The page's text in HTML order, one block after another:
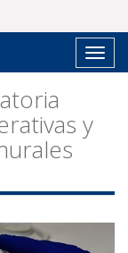
y